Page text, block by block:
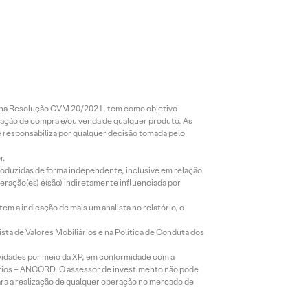
Resolução CVM 20/2021, tem como objetivo
de compra e/ou venda de qualquer produto. As
por qualquer decisão tomada pelo
de forma independente, inclusive em relação
é(são) indiretamente influenciada por
a indicação de mais um analista no relatório, o
de Valores Mobiliários e na Política de Conduta dos
por meio da XP, em conformidade com a
– ANCORD. O assessor de investimento não pode
a realização de qualquer operação no mercado de